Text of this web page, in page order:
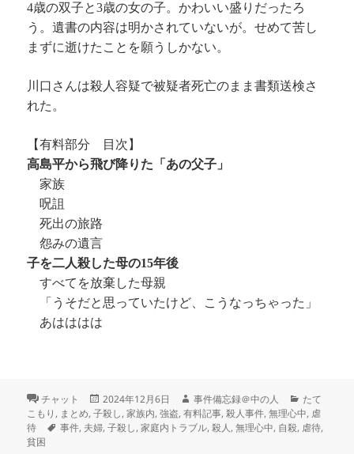
4歳の双子と3歳の女の子。かわいい盛りだったろ
う。遺書の内容は明かされていないが。せめて苦し
まずに逝けたことを願うしかない。
川口さんは殺人容疑で被疑者死亡のまま書類送検さ
れた。
【有料部分 目次】
高島平から飛び降りた「あの父子」
家族
呪詛
死出の旅路
怨みの遺言
子を二人殺した母の15年後
すべてを放棄した母親
「うそだと思っていたけど、こうなっちゃった」
あはははは
フ
ォ
ー
マ
チャット
投
稿
日:
2024年12月6日
作
成
者
事件備忘録＠中の人
カ
テ
ゴ
たて
こもり , まとめ,子殺し,家族内,強盗,有料記事,殺人事件,無理心中, 虐
待
タ
事件, 夫婦,子殺し,家庭内トラブル,殺人,無理心中, 自殺, 虐待,
貧困